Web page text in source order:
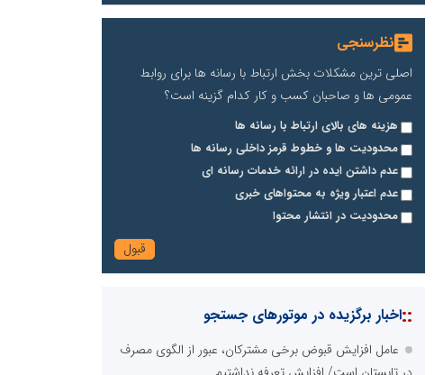
نظرسنجی
اصلی ترین مشکلات بخش ارتباط با رسانه ها برای روابط
عمومی ها و صاحبان کسب و کار کدام گزینه است؟
هزینه های بالای ارتباط با رسانه ها
محدودیت ها و خطوط قرمز داخلی رسانه ها
عدم داشتن ایده در ارائه خدمات رسانه ای
عدم اعتبار ویژه به محتواهای خبری
محدودیت در انتشار محتوا
::اخبار برگزیده در موتورهای جستجو
عامل افزایش قبوض برخی مشترکان، عبور از الگوی مصرف